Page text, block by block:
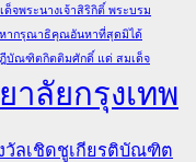
จพระนางเจ้าสิริกิติ์ พระบรม
ากรุณาธิคุณอันหาที่สุดมิได้
ฎีบัณฑิตกิตติมศักดิ์ แด่ สมเด็จ
าลัยกรุงเทพ
วัลเชิดชูเกียรติบัณฑิต